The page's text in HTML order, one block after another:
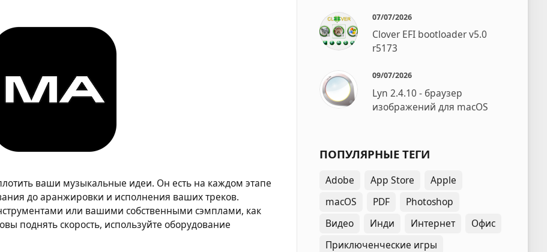
ваши музыкальные идеи. Он есть на каждом этапе
до аранжировки и исполнения ваших треков.
или вашими собственными сэмплами, как
поднять скорость, используйте оборудование
07/07/2026
Clover EFI bootloader v5.0
r5173
09/07/2026
Lyn 2.4.10 - браузер
изображений для macOS
ПОПУЛЯРНЫЕ ТЕГИ
Adobe App Store
Apple
macOS
PDF
Photoshop
Видео
Инди Интернет
Офис
Приключенческие игры